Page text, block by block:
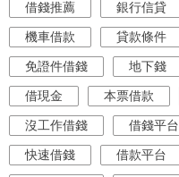
借錢推薦 銀行信貸
機車借款 貸款條件
免證件借錢 地下錢
借現金 本票借款
沒工作借錢 借錢平台
快速借錢 借款平台